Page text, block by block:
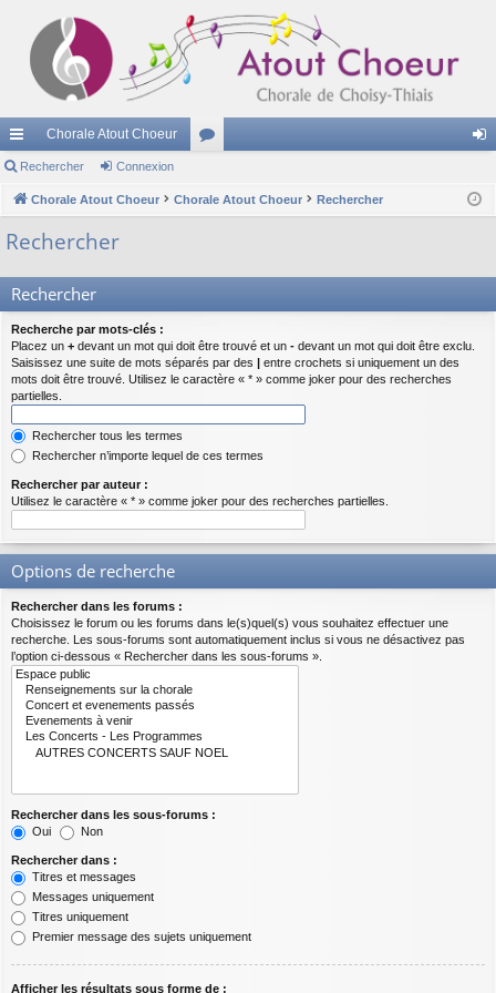
cc
ès
ra
de
Chorale Atout Choeur
u ne
Rechercher Connexion
Chorale Atout Choeur Chorale Atout Choeur Rechercher
Rechercher
Rechercher
Recherche par mots-clés :
Placez un + devant un mot qui doit être trouvé et un - devant un mot qui doit être exclu.
Saisissez une suite de mots séparés par des | entre crochets si uniquement un des
mots doit être trouvé. Utilisez le caractère « * » comme joker pour des recherches
partielles.
Rechercher tous les termes
Rechercher n’importe lequel de ces termes
Rechercher par auteur :
Utilisez le caractère « * » comme joker pour des recherches partielles.
Options de recherche
Rechercher dans les forums :
Choisissez le forum ou les forums dans le(s)quel(s) vous souhaitez effectuer une
recherche. Les sous-forums sont automatiquement inclus si vous ne désactivez pas
l’option ci-dessous « Rechercher dans les sous-forums ».
Rechercher dans les sous-forums :
Oui
Non
Rechercher dans :
Titres et messages
Messages uniquement
Titres uniquement
Premier message des sujets uniquement
Afficher les résultats sous forme de :